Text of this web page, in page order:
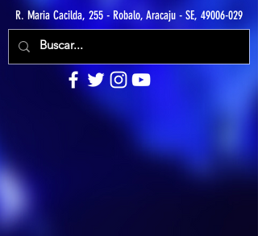
R. Maria Cacilda, 255 - Robalo, Aracaju - SE, 49006-029